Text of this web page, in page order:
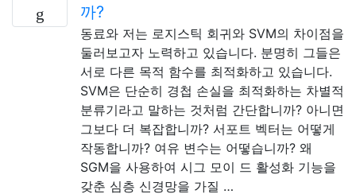
까?
동료와 저는 로지스틱 회귀와 SVM의 차이점을
둘러보고자 노력하고 있습니다. 분명히 그들은
서로 다른 목적 함수를 최적화하고 있습니다.
SVM은 단순히 경첩 손실을 최적화하는 차별적
분류기라고 말하는 것처럼 간단합니까? 아니면
그보다 더 복잡합니까? 서포트 벡터는 어떻게
작동합니까? 여유 변수는 어떻습니까? 왜
SGM을 사용하여 시그 모이 드 활성화 기능을
갖춘 심층 신경망을 가질 …